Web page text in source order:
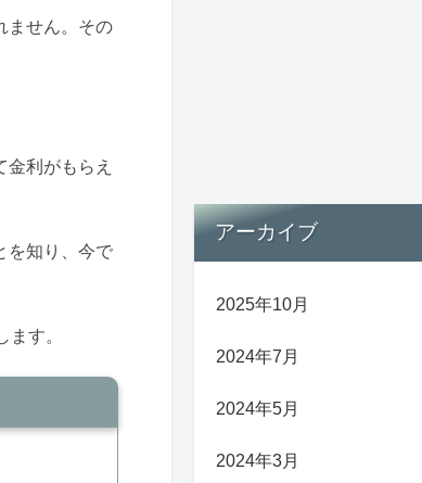
ません。その
利がもらえ
を知り、今で
す。
アーカイブ
2025年10月
2024年7月
2024年5月
2024年3月